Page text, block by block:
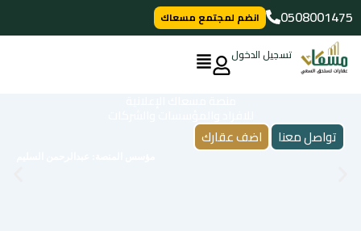
تخطي
إلى
المحتوى
0508001475
انضم لمجتمع مسعاك
تسجيل الدخول
تواصل معنا اضف عقارك